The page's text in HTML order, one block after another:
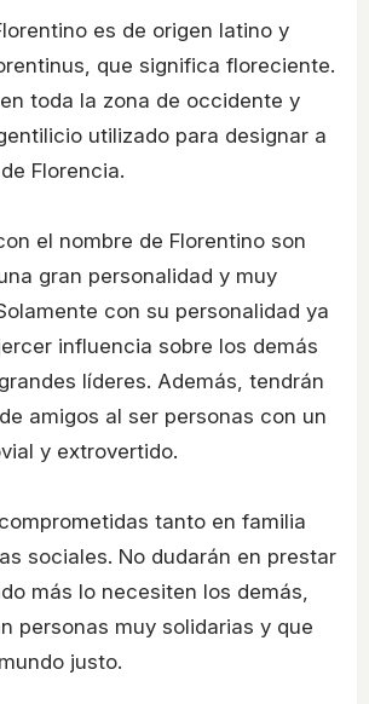
es de origen latino y
que significa floreciente.
toda la zona de occidente y
utilizado para designar a
Florencia.
el nombre de Florentino son
gran personalidad y muy
con su personalidad ya
influencia sobre los demás
líderes. Además, tendrán
amigos al ser personas con un
y extrovertido.
tanto en familia
sociales. No dudarán en prestar
más lo necesiten los demás,
personas muy solidarias y que
justo.